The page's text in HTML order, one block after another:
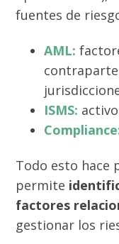
fuentes de
AML:
ISMS:
Todo esto hace
permite
factores
gestionar los